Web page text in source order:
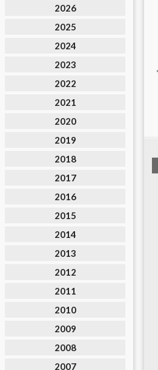
2026
2025
2024
2023
2022
2021
2020
2019
2018
2017
2016
2015
2014
2013
2012
2011
2010
2009
2008
2007